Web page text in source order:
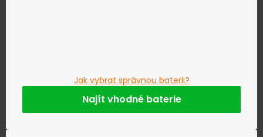
Jak vybrat správnou baterii?
Najít vhodné baterie